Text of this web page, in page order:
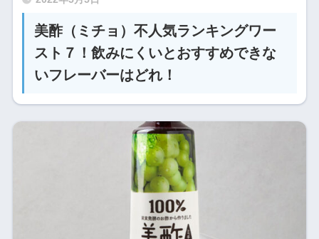
美酢（ミチョ）不人気ランキングワー
スト７！飲みにくいとおすすめできな
いフレーバーはどれ！